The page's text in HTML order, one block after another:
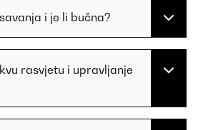
i je li bučna?
rasvjetu i upravljanje